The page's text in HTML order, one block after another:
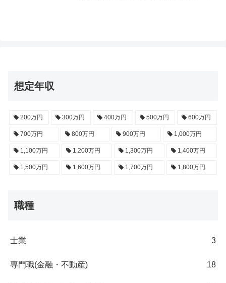
想定年収
200万円 300万円 400万円 500万円 600万円
700万円 800万円 900万円 1,000万円
1,100万円 1,200万円 1,300万円 1,400万円
1,500万円 1,600万円 1,700万円 1,800万円
職種
士業 3
専門職(金融・不動産) 18